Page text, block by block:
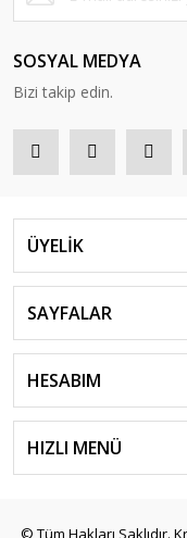
SOSYAL MEDYA
Bizi takip edin.
ÜYELİK
SAYFALAR
HESABIM
HIZLI MENÜ
© Tüm Hakları Saklıdır.